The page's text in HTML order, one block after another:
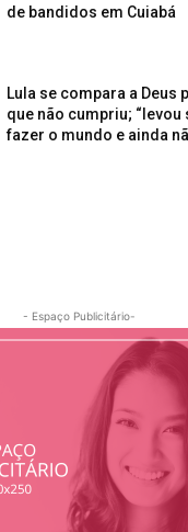
de bandidos em Cuiabá
Lula se compara a Deus
que não cumpriu; “levou
fazer o mundo e ainda
- Espaço Publicitário-